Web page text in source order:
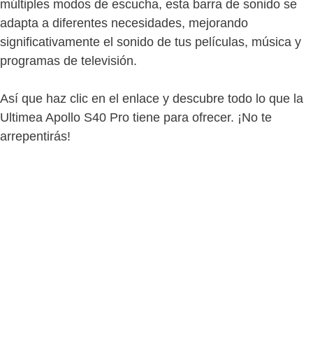
múltiples modos de escucha, esta barra de sonido se
adapta a diferentes necesidades, mejorando
significativamente el sonido de tus películas, música y
programas de televisión.
Así que haz clic en el enlace y descubre todo lo que la
Ultimea Apollo S40 Pro tiene para ofrecer. ¡No te
arrepentirás!